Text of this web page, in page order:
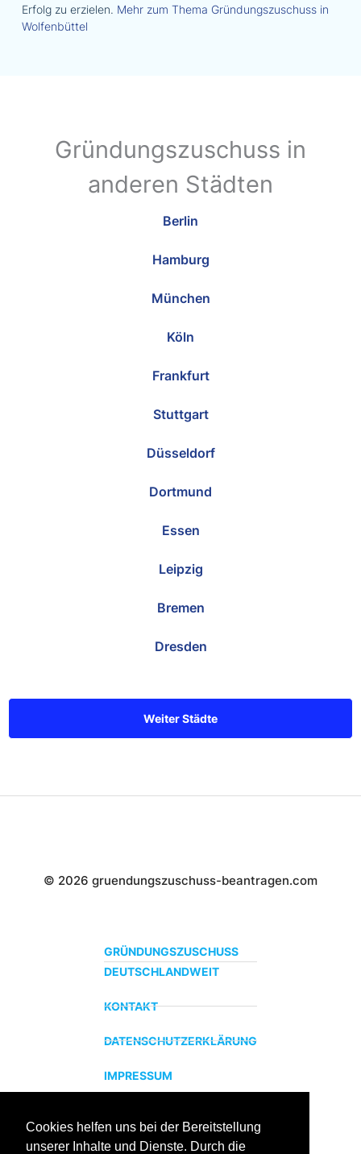
Cookies helfen uns bei der Bereitstellung
unserer Inhalte und Dienste. Durch die
Erfolg zu erzielen. Mehr zum Thema Gründungszuschuss in
Wolfenbüttel
Gründungszuschuss in
anderen Städten
Berlin
Hamburg
München
Köln
Frankfurt
Stuttgart
Düsseldorf
Dortmund
Essen
Leipzig
Bremen
Dresden
Weiter Städte
© 2026 gruendungszuschuss-beantragen.com
GRÜNDUNGSZUSCHUSS
DEUTSCHLANDWEIT
KONTAKT
DATENSCHUTZERKLÄRUNG
IMPRESSUM
ZERTIFIZIERTER BILDUNGSTRÄGER